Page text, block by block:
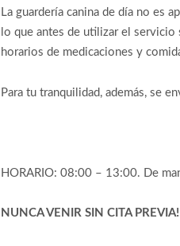
La guardería canina de día no es
lo que antes de utilizar el servicio
horarios de medicaciones y
Para tu tranquilidad, además, se
HORARIO: 08:00 – 13:00. De
NUNCA VENIR SIN CITA